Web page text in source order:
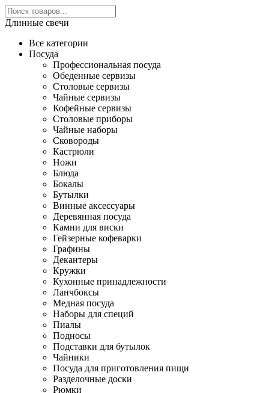
Длинные свечи
Все категории
Посуда
Профессиональная посуда
Обеденные сервизы
Столовые сервизы
Чайные сервизы
Кофейные сервизы
Столовые приборы
Чайные наборы
Сковороды
Кастрюли
Ножи
Блюда
Бокалы
Бутылки
Винные аксессуары
Деревянная посуда
Камни для виски
Гейзерные кофеварки
Графины
Декантеры
Кружки
Кухонные принадлежности
Ланчбоксы
Медная посуда
Наборы для специй
Пиалы
Подносы
Подставки для бутылок
Чайники
Посуда для приготовления пищи
Разделочные доски
Рюмки